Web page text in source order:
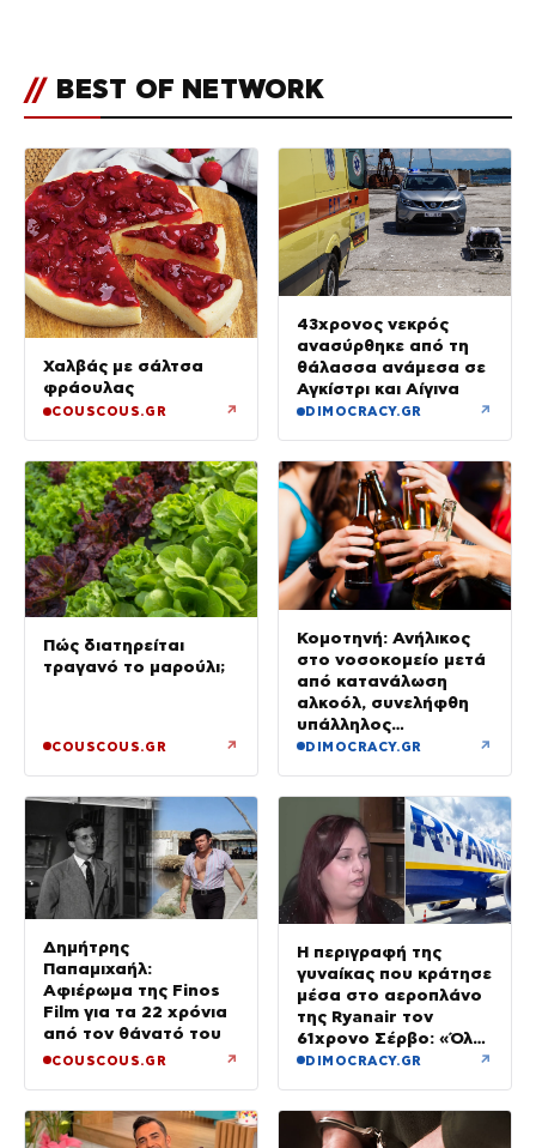
// BEST OF NETWORK
Χαλβάς με σάλτσα
φράουλας
COUSCOUS.GR ↗
43χρονος νεκρός
ανασύρθηκε από τη
θάλασσα ανάμεσα σε
Αγκίστρι και Αίγινα
DIMOCRACY.GR ↗
Πώς διατηρείται
τραγανό το μαρούλι;
COUSCOUS.GR ↗
Κομοτηνή: Ανήλικος
στο νοσοκομείο μετά
από κατανάλωση
αλκοόλ, συνελήφθη
υπάλληλος
καταστήματος
DIMOCRACY.GR ↗
Δημήτρης
Παπαμιχαήλ:
Αφιέρωμα της Finos
Film για τα 22 χρόνια
από τον θάνατό του
COUSCOUS.GR ↗
Η περιγραφή της
γυναίκας που κράτησε
μέσα στο αεροπλάνο
της Ryanair τον
61χρονο Σέρβο: «Όλα
έγιναν σε κλάσματα
DIMOCRACY.GR ↗